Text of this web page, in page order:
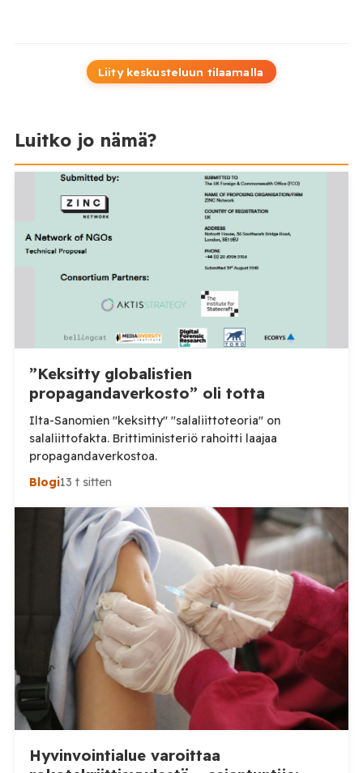
Liity keskusteluun tilaamalla
Luitko jo nämä?
”Keksitty globalistien
propagandaverkosto” oli totta
Ilta-Sanomien "keksitty" "salaliittoteoria" on
salaliittofakta. Brittiministeriö rahoitti laajaa
propagandaverkostoa.
Blogi13 t sitten
Hyvinvointialue varoittaa